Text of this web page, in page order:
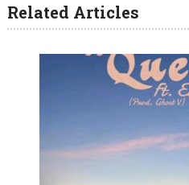
Related Articles